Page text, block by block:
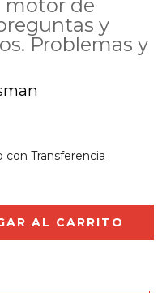
motor de
y
Problemas y
con Transferencia